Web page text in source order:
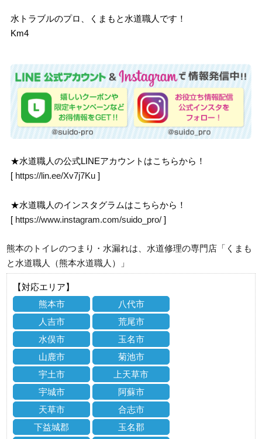
水トラブルのプロ、くまもと水道職人です！
Km4
★水道職人の公式LINEアカウントはこちらから！
[ https://lin.ee/Xv7j7Ku ]
★水道職人のインスタグラムはこちらから！
[ https://www.instagram.com/suido_pro/ ]
熊本のトイレのつまり・水漏れは、水道修理の専門店「くまも
と水道職人（熊本水道職人）」
【対応エリア】
熊本市
八代市
人吉市
荒尾市
水俣市
玉名市
山鹿市
菊池市
宇土市
上天草市
宇城市
阿蘇市
天草市
合志市
下益城郡
玉名郡